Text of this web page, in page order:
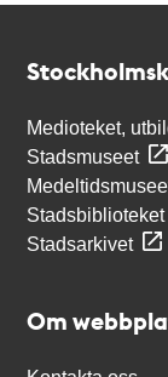
Medioteket,
Stadsmuseet
Stadsbiblioteket
Stadsarkivet
Om